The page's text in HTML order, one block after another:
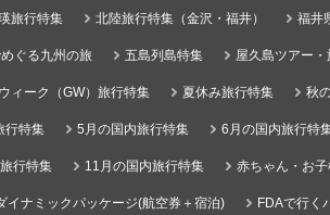
旅行特集 北陸旅行特集（金沢・福井） 福井
ぐる九州の旅 五島列島特集 屋久島ツアー
ィーク（GW）旅行特集 夏休み旅行特集 秋
行特集 5月の国内旅行特集 6月の国内旅行特
行特集 11月の国内旅行特集 赤ちゃん・お
イナミックパッケージ(航空券＋宿泊) FDAで行く